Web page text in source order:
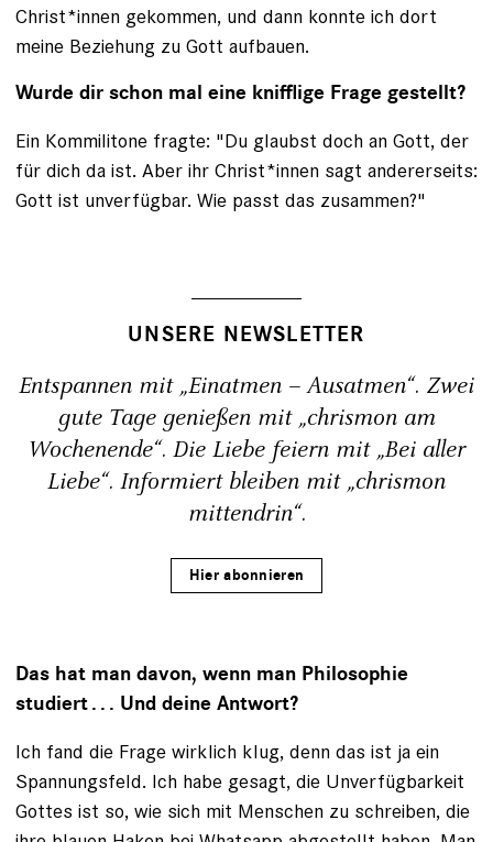
Christ*innen gekommen, und dann konnte ich dort
meine Beziehung zu Gott aufbauen.
Wurde dir schon mal eine knifflige Frage gestellt?
Ein Kommilitone fragte: "Du glaubst doch an Gott, der
für dich da ist. Aber ihr Christ*innen sagt andererseits:
Gott ist unverfügbar. Wie passt das zusammen?"
UNSERE NEWSLETTER
Entspannen mit „Einatmen – Ausatmen“. Zwei
gute Tage genießen mit „chrismon am
Wochenende“. Die Liebe feiern mit „Bei aller
Liebe“. Informiert bleiben mit „chrismon
mittendrin“.
Hier abonnieren
Das hat man davon, wenn man Philosophie
studiert . . . Und deine Antwort?
Ich fand die Frage wirklich klug, denn das ist ja ein
Spannungsfeld. Ich habe gesagt, die Unverfügbarkeit
Gottes ist so, wie sich mit Menschen zu schreiben, die